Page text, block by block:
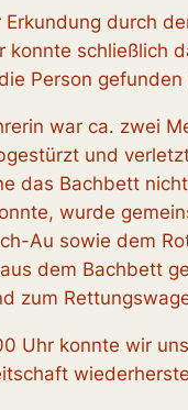
Erkundung durch
konnte schließlich
Person
war ca. zwei
und
das Bachbett
wurde
Au sowie dem
dem Bachbett
zum
Uhr konnte wir